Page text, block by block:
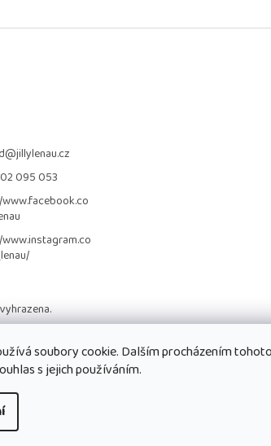
soubory cookie. Dalším procházením
s jejich používáním.
@jillylenau.cz
095 053